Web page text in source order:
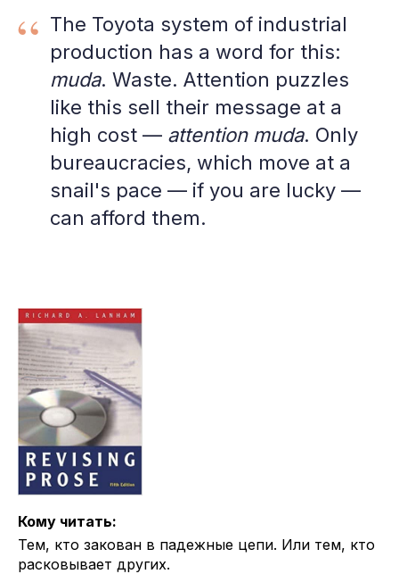
“ The Toyota system of industrial
production has a word for this:
muda. Waste. Attention puzzles
like this sell their message at a
high cost — attention muda. Only
bureaucracies, which move at a
snail's pace — if you are lucky —
can afford them.
Кому читать:
Тем, кто закован в падежные цепи. Или тем, кто
расковывает других.